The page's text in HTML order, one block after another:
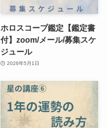
ホロスコープ鑑定【鑑定書
付】zoom/メール/募集スケ
ジュール
2026年5月1日